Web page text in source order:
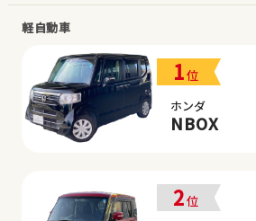
軽自動車
1位
ホンダ
NBOX
2位